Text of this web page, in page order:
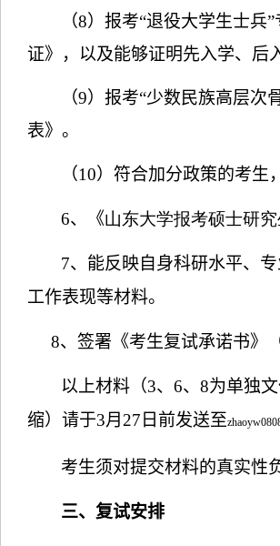
（8）报考“退役大学生士兵
证》，以及能够证明先入学、后
（9）报考“少数民族高层次
表》。
（10）符合加分政策的考生
6、《山东大学报考硕士研
7、能反映自身科研水平、
工作表现等材料。
8、签署《考生复试承诺书》
以上材料（3、6、8为单独
缩）请于3月 27 日前发送至
考生须对提交材料的真实性
三、复试安排